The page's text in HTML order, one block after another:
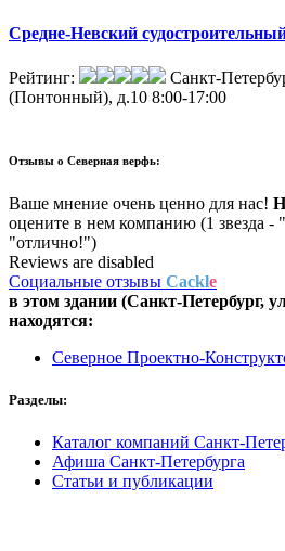
Средне-Невский
Рейтинг:
Санкт-
(Понтонный), д.10 8:00-17:00
Отзывы о Северная верфь:
Ваше мнение очень ценно для нас!
оцените в нем компанию (1 звезда -
"отлично!")
Reviews are disabled
Социальные отзывы Cackle
в этом здании (Санкт-Петербург,
находятся:
Северное Проектно-
Разделы:
Каталог компаний Санкт-
Афиша Санкт-Петербурга
Статьи и публикации